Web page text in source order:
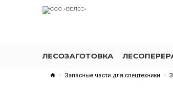
ЛЕСОЗАГОТОВКА
Запасные части для спецтехники